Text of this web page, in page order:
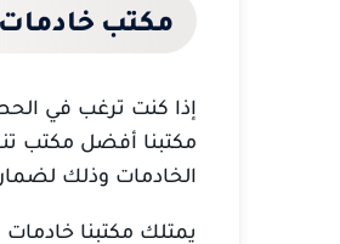
مكتب خادمات
إذا كنت ترغب في
مكتبنا أفضل مكتب
الخادمات وذلك
يمتلك مكتبنا